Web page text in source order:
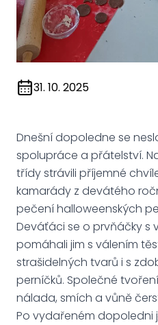
31. 10. 2025
Dnešní dopoledne se
spolupráce a přátelství.
třídy strávili příjemné
kamarády z devátého
pečení halloweenských
Deváťáci se o prvňáčky s
pomáhali jim s válením
strašidelných tvarů i s
perníčků. Společné
nálada, smích a vůně
Po vydařeném dopoledni